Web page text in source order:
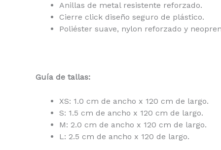
Anillas de metal resistente reforzado.
Cierre click diseño seguro de plástico.
Poliéster suave, nylon reforzado y
Guía de tallas:
XS: 1.0 cm de ancho x 120 cm de largo.
S: 1.5 cm de ancho x 120 cm de largo.
M: 2.0 cm de ancho x 120 cm de largo.
L: 2.5 cm de ancho x 120 de largo.